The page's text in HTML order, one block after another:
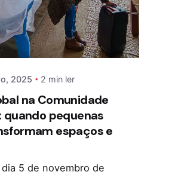
2025 2 min ler
na Comunidade
quando pequenas
espaços e
5 de novembro de